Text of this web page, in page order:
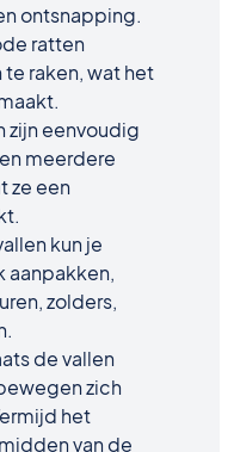
ontsnapping.
ratten
te raken, wat het
zijn eenvoudig
meerdere
ze een
kun je
zolders,
de vallen
zich
het
van de